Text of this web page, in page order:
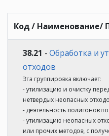
Код / Наименование/
38.21 - Обработка и
отходов
Эта группировка включает:
- утилизацию и очистку
нетвердых неопасных
- деятельность полигонов
- утилизацию неопасных
или прочих методов, с